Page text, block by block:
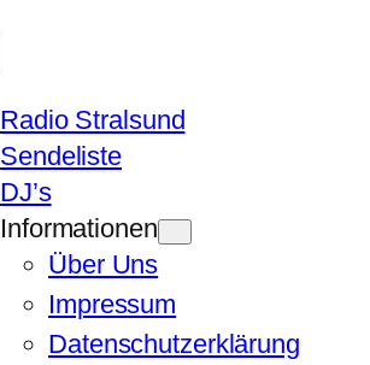
Radio Stralsund
Sendeliste
DJ’s
Informationen
Über Uns
Impressum
Datenschutzerklärung